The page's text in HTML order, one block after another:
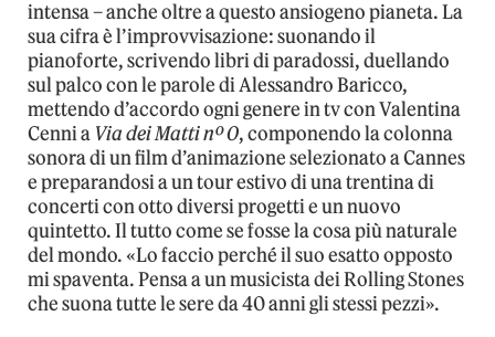
intensa – anche oltre a questo ansiogeno pianeta. La
sua cifra è l’improvvisazione: suonando il
pianoforte, scrivendo libri di paradossi, duellando
sul palco con le parole di Alessandro Baricco,
mettendo d’accordo ogni genere in tv con Valentina
Cenni a Via dei Matti nº 0, componendo la colonna
sonora di un film d’animazione selezionato a Cannes
e preparandosi a un tour estivo di una trentina di
concerti con otto diversi progetti e un nuovo
quintetto. Il tutto come se fosse la cosa più naturale
del mondo. «Lo faccio perché il suo esatto opposto
mi spaventa. Pensa a un musicista dei Rolling Stones
che suona tutte le sere da 40 anni gli stessi pezzi».